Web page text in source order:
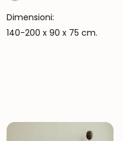
Dimensioni:
140-200 x 90 x 75 cm.